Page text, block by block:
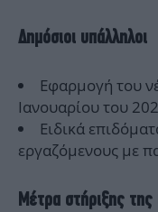
Δημόσιοι υπάλληλοι
Εφαρμογή του
Ιανουαρίου του
Ειδικά
εργαζόμενους με
Mέτρα στήριξης της